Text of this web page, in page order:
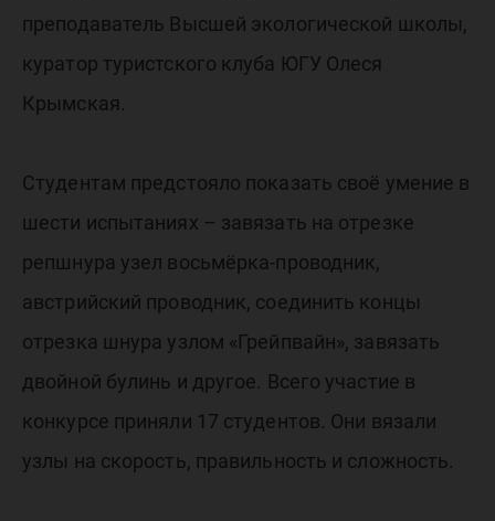
преподаватель Высшей экологической школы,
куратор туристского клуба ЮГУ Олеся
Крымская.
Студентам предстояло показать своё умение в
шести испытаниях – завязать на отрезке
репшнура узел восьмёрка-проводник,
австрийский проводник, соединить концы
отрезка шнура узлом «Грейпвайн», завязать
двойной булинь и другое. Всего участие в
конкурсе приняли 17 студентов. Они вязали
узлы на скорость, правильность и сложность.